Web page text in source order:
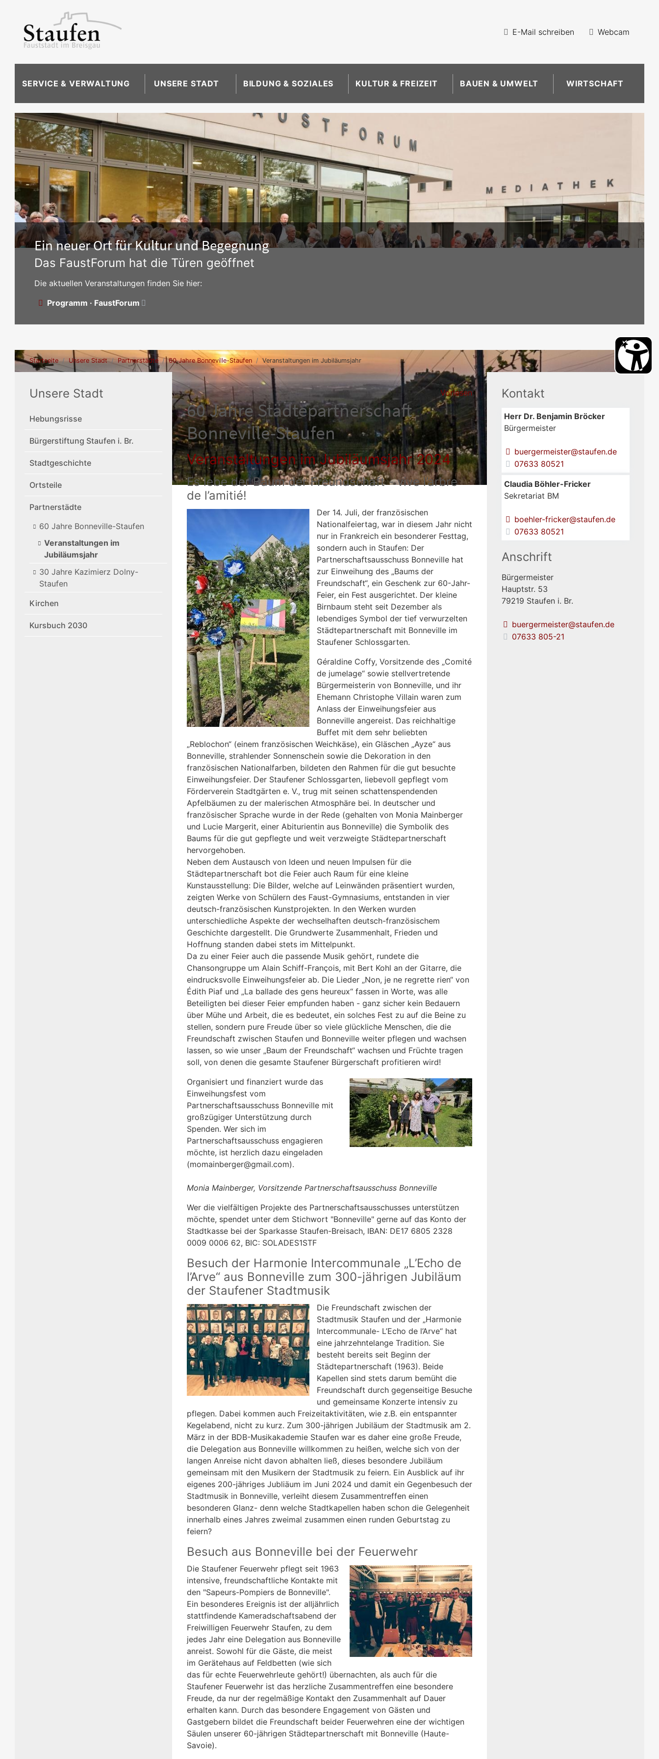
E-Mail schreiben Webcam
SERVICE & VERWALTUNG UNSERE STADT BILDUNG & SOZIALES KULTUR & FREIZEIT BAUEN & UMWELT WIRTSCHAFT
Ein neuer Ort für Kultur und Begegnung
Das FaustForum hat die Türen geöffnet
Die aktuellen Veranstaltungen finden Sie hier:
Programm · FaustForum
Startseite Unsere Stadt Partnerstädte 60 Jahre Bonneville-Staufen Veranstaltungen im Jubiläumsjahr
Unsere Stadt
Hebungsrisse
Bürgerstiftung Staufen i. Br.
Stadtgeschichte
Ortsteile
Partnerstädte
60 Jahre Bonneville-Staufen
Veranstaltungen im
Jubiläumsjahr
30 Jahre Kazimierz Dolny-
Staufen
Kirchen
Kursbuch 2030
Vorlesen
60 Jahre Städtepartnerschaft
Bonneville-Staufen
Veranstaltungen im Jubiläumsjahr 2024
Es lebe der Baum der Freundschaft - vive l’arbre
de l’amitié!
Der 14. Juli, der französischen
Nationalfeiertag, war in diesem Jahr nicht
nur in Frankreich ein besonderer Festtag,
sondern auch in Staufen: Der
Partnerschaftsausschuss Bonneville hat
zur Einweihung des „Baums der
Freundschaft“, ein Geschenk zur 60-Jahr-
Feier, ein Fest ausgerichtet. Der kleine
Birnbaum steht seit Dezember als
lebendiges Symbol der tief verwurzelten
Städtepartnerschaft mit Bonneville im
Staufener Schlossgarten.
Géraldine Coffy, Vorsitzende des „Comité
de jumelage“ sowie stellvertretende
Bürgermeisterin von Bonneville, und ihr
Ehemann Christophe Villain waren zum
Anlass der Einweihungsfeier aus
Bonneville angereist. Das reichhaltige
Buffet mit dem sehr beliebten
„Reblochon“ (einem französischen Weichkäse), ein Gläschen „Ayze“ aus
Bonneville, strahlender Sonnenschein sowie die Dekoration in den
französischen Nationalfarben, bildeten den Rahmen für die gut besuchte
Einweihungsfeier. Der Staufener Schlossgarten, liebevoll gepflegt vom
Förderverein Stadtgärten e. V., trug mit seinen schattenspendenden
Apfelbäumen zu der malerischen Atmosphäre bei. In deutscher und
französischer Sprache wurde in der Rede (gehalten von Monia Mainberger
und Lucie Margerit, einer Abiturientin aus Bonneville) die Symbolik des
Baums für die gut gepflegte und weit verzweigte Städtepartnerschaft
hervorgehoben.
Neben dem Austausch von Ideen und neuen Impulsen für die
Städtepartnerschaft bot die Feier auch Raum für eine kleine
Kunstausstellung: Die Bilder, welche auf Leinwänden präsentiert wurden,
zeigten Werke von Schülern des Faust-Gymnasiums, entstanden in vier
deutsch-französischen Kunstprojekten. In den Werken wurden
unterschiedliche Aspekte der wechselhaften deutsch-französischem
Geschichte dargestellt. Die Grundwerte Zusammenhalt, Frieden und
Hoffnung standen dabei stets im Mittelpunkt.
Da zu einer Feier auch die passende Musik gehört, rundete die
Chansongruppe um Alain Schiff-François, mit Bert Kohl an der Gitarre, die
eindrucksvolle Einweihungsfeier ab. Die Lieder „Non, je ne regrette rien“ von
Édith Piaf und „La ballade des gens heureux“ fassen in Worte, was alle
Beteiligten bei dieser Feier empfunden haben - ganz sicher kein Bedauern
über Mühe und Arbeit, die es bedeutet, ein solches Fest zu auf die Beine zu
stellen, sondern pure Freude über so viele glückliche Menschen, die die
Freundschaft zwischen Staufen und Bonneville weiter pflegen und wachsen
lassen, so wie unser „Baum der Freundschaft“ wachsen und Früchte tragen
soll, von denen die gesamte Staufener Bürgerschaft profitieren wird!
Organisiert und finanziert wurde das
Einweihungsfest vom
Partnerschaftsausschuss Bonneville mit
großzügiger Unterstützung durch
Spenden. Wer sich im
Partnerschaftsausschuss engagieren
möchte, ist herzlich dazu eingeladen
(momainberger@gmail.com).
Monia Mainberger, Vorsitzende Partnerschaftsausschuss Bonneville
Wer die vielfältigen Projekte des Partnerschaftsausschusses unterstützen
möchte, spendet unter dem Stichwort "Bonneville" gerne auf das Konto der
Stadtkasse bei der Sparkasse Staufen-Breisach, IBAN: DE17 6805 2328
0009 0006 62, BIC: SOLADES1STF
Besuch der Harmonie Intercommunale „L’Echo de
l’Arve“ aus Bonneville zum 300-jährigen Jubiläum
der Staufener Stadtmusik
Die Freundschaft zwischen der
Stadtmusik Staufen und der „Harmonie
Intercommunale- L’Echo de l’Arve“ hat
eine jahrzehntelange Tradition. Sie
besteht bereits seit Beginn der
Städtepartnerschaft (1963). Beide
Kapellen sind stets darum bemüht die
Freundschaft durch gegenseitige Besuche
und gemeinsame Konzerte intensiv zu
pflegen. Dabei kommen auch Freizeitaktivitäten, wie z.B. ein entspannter
Kegelabend, nicht zu kurz. Zum 300-jährigen Jubiläum der Stadtmusik am 2.
März in der BDB-Musikakademie Staufen war es daher eine große Freude,
die Delegation aus Bonneville willkommen zu heißen, welche sich von der
langen Anreise nicht davon abhalten ließ, dieses besondere Jubiläum
gemeinsam mit den Musikern der Stadtmusik zu feiern. Ein Ausblick auf ihr
eigenes 200-jähriges Jubliäum im Juni 2024 und damit ein Gegenbesuch der
Stadtmusik in Bonneville, verleiht diesem Zusammentreffen einen
besonderen Glanz- denn welche Stadtkapellen haben schon die Gelegenheit
innerhalb eines Jahres zweimal zusammen einen runden Geburtstag zu
feiern?
Besuch aus Bonneville bei der Feuerwehr
Die Staufener Feuerwehr pflegt seit 1963
intensive, freundschaftliche Kontakte mit
den "Sapeurs-Pompiers de Bonneville".
Ein besonderes Ereignis ist der alljährlich
stattfindende Kameradschaftsabend der
Freiwilligen Feuerwehr Staufen, zu dem
jedes Jahr eine Delegation aus Bonneville
anreist. Sowohl für die Gäste, die meist
im Gerätehaus auf Feldbetten (wie sich
das für echte Feuerwehrleute gehört!) übernachten, als auch für die
Staufener Feuerwehr ist das herzliche Zusammentreffen eine besondere
Freude, da nur der regelmäßige Kontakt den Zusammenhalt auf Dauer
erhalten kann. Durch das besondere Engagement von Gästen und
Gastgebern bildet die Freundschaft beider Feuerwehren eine der wichtigen
Säulen unserer 60-jährigen Städtepartnerschaft mit Bonneville (Haute-
Savoie).
Kontakt
Herr Dr. Benjamin Bröcker
Bürgermeister
buergermeister@staufen.de
07633 80521
Claudia Böhler-Fricker
Sekretariat BM
boehler-fricker@staufen.de
07633 80521
Anschrift
Bürgermeister
Hauptstr. 53
79219 Staufen i. Br.
buergermeister@staufen.de
07633 805-21